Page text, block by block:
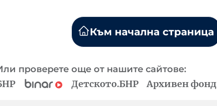
Към начална страница
проверете още от нашите сайтове:
Детското.БНР Архивен